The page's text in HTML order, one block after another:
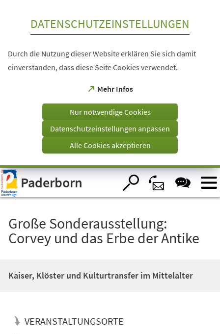
Visuelle
Assistenzsoftware
öffnen.
DATENSCHUTZEINSTELLUNGEN
Durch die Nutzung dieser Website erklären Sie sich damit
einverstanden, dass diese Seite Cookies verwendet.
Mehr Infos
(Öffnet
einem
Tab)
Nur notwendige Cookies
Datenschutzeinstellungen anpassen
Alle Cookies akzeptieren
Paderborn
Große Sonderausstellung:
Corvey und das Erbe der Antike
Kaiser, Klöster und Kulturtransfer im Mittelalter
VERANSTALTUNGSORTE